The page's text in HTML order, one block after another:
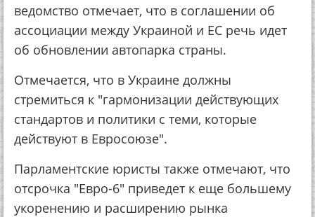
ведомство отмечает, что в соглашении об
ассоциации между Украиной и ЕС речь идет
об обновлении автопарка страны.
Отмечается, что в Украине должны
стремиться к "гармонизации действующих
стандартов и политики с теми, которые
действуют в Евросоюзе".
Парламентские юристы также отмечают, что
отсрочка "Евро-6" приведет к еще большему
укоренению и расширению рынка